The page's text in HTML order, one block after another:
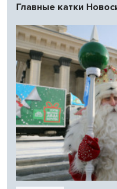
Главные катки